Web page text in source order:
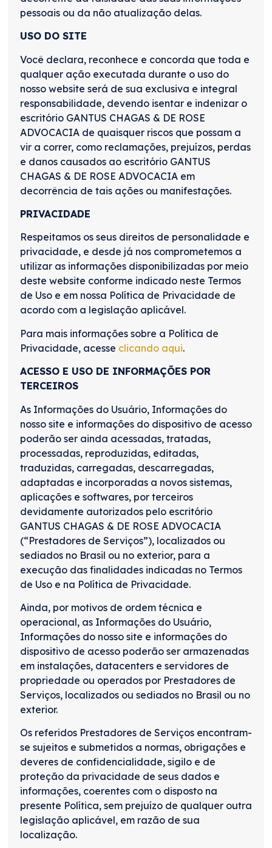
pessoais ou da não atualização delas.
USO DO SITE
Você declara, reconhece e concorda que toda e
qualquer ação executada durante o uso do
nosso website será de sua exclusiva e integral
responsabilidade, devendo isentar e indenizar o
escritório GANTUS CHAGAS & DE ROSE
ADVOCACIA de quaisquer riscos que possam a
vir a correr, como reclamações, prejuízos, perdas
e danos causados ao escritório GANTUS
CHAGAS & DE ROSE ADVOCACIA em
decorrência de tais ações ou manifestações.
PRIVACIDADE
Respeitamos os seus direitos de personalidade e
privacidade, e desde já nos comprometemos a
utilizar as informações disponibilizadas por meio
deste website conforme indicado neste Termos
de Uso e em nossa Política de Privacidade de
acordo com a legislação aplicável.
Para mais informações sobre a Política de
Privacidade, acesse clicando aqui.
ACESSO E USO DE INFORMAÇÕES POR
TERCEIROS
As Informações do Usuário, Informações do
nosso site e informações do dispositivo de acesso
poderão ser ainda acessadas, tratadas,
processadas, reproduzidas, editadas,
traduzidas, carregadas, descarregadas,
adaptadas e incorporadas a novos sistemas,
aplicações e softwares, por terceiros
devidamente autorizados pelo escritório
GANTUS CHAGAS & DE ROSE ADVOCACIA
(“Prestadores de Serviços”), localizados ou
sediados no Brasil ou no exterior, para a
execução das finalidades indicadas no Termos
de Uso e na Política de Privacidade.
Ainda, por motivos de ordem técnica e
operacional, as Informações do Usuário,
Informações do nosso site e informações do
dispositivo de acesso poderão ser armazenadas
em instalações, datacenters e servidores de
propriedade ou operados por Prestadores de
Serviços, localizados ou sediados no Brasil ou no
exterior.
Os referidos Prestadores de Serviços encontram-
se sujeitos e submetidos a normas, obrigações e
deveres de confidencialidade, sigilo e de
proteção da privacidade de seus dados e
informações, coerentes com o disposto na
presente Política, sem prejuízo de qualquer outra
legislação aplicável, em razão de sua
localização.